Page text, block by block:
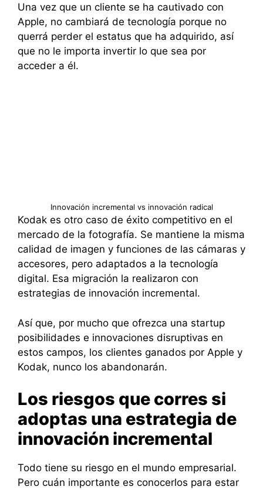
Una vez que un cliente se ha cautivado con
Apple, no cambiará de tecnología porque no
querrá perder el estatus que ha adquirido, así
que no le importa invertir lo que sea por
acceder a él.
Innovación incremental vs innovación radical
Kodak es otro caso de éxito competitivo en el
mercado de la fotografía. Se mantiene la misma
calidad de imagen y funciones de las cámaras y
accesores, pero adaptados a la tecnología
digital. Esa migración la realizaron con
estrategias de innovación incremental.
Así que, por mucho que ofrezca una startup
posibilidades e innovaciones disruptivas en
estos campos, los clientes ganados por Apple y
Kodak, nunco los abandonarán.
Los riesgos que corres si
adoptas una estrategia de
innovación incremental
Todo tiene su riesgo en el mundo empresarial.
Pero cuán importante es conocerlos para estar